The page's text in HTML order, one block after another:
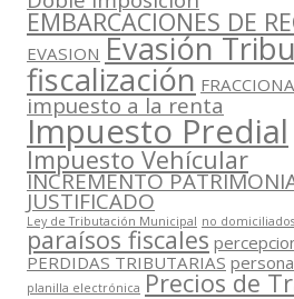
EMBARCACIONES DE
EVASION Evasión
fiscalización
impuesto a la renta
Impuesto Predial
Impuesto Vehícular
INCREMENTO
JUSTIFICADO
Ley de Tributación Municipal no domiciliados
paraísos fiscales
PERDIDAS TRIBUTARIAS
planilla electrónica Precios de